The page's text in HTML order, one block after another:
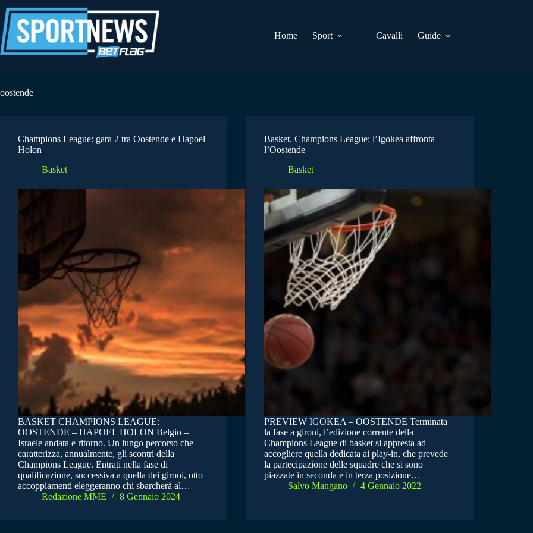
al
contenuto
Home
Sport Cavalli Guide
oostende
Champions League: gara 2 tra Oostende e Hapoel
Holon
Basket
BASKET CHAMPIONS LEAGUE:
OOSTENDE – HAPOEL HOLON Belgio –
Israele andata e ritorno. Un lungo percorso che
caratterizza, annualmente, gli scontri della
Champions League. Entrati nella fase di
qualificazione, successiva a quella dei gironi, otto
accoppiamenti eleggeranno chi sbarcherà al…
Redazione MME
8 Gennaio 2024
Basket, Champions League: l’Igokea affronta
l’Oostende
Basket
PREVIEW IGOKEA – OOSTENDE Terminata
la fase a gironi, l’edizione corrente della
Champions League di basket si appresta ad
accogliere quella dedicata ai play-in, che prevede
la partecipazione delle squadre che si sono
piazzate in seconda e in terza posizione…
Salvo Mangano
4 Gennaio 2022